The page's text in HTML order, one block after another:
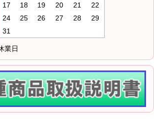
17 18 19 20 21
22
24 25 26 27 28
29
31
業日